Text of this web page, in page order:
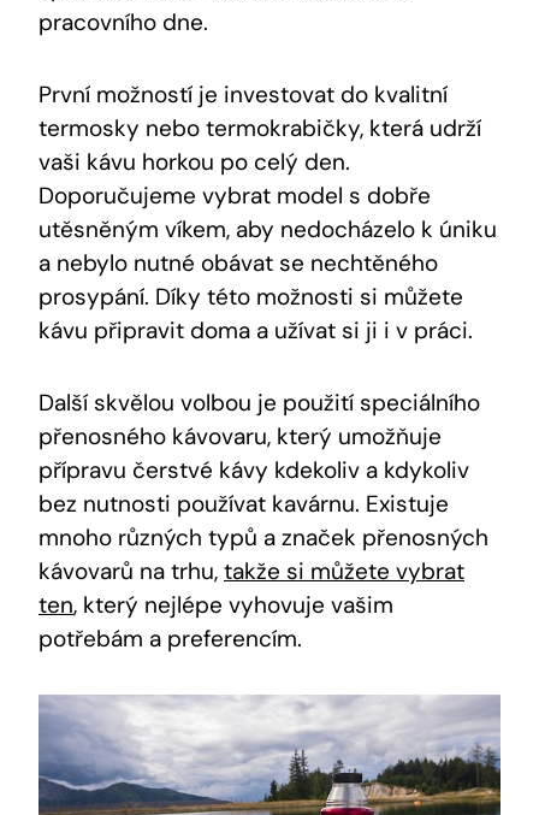
pracovního dne.
První možností je investovat do kvalitní
termosky nebo termokrabičky, která udrží
vaši kávu horkou po celý den.
Doporučujeme vybrat model s dobře
utěsněným víkem, aby nedocházelo k úniku
a nebylo nutné obávat se nechtěného
prosypání. Díky této možnosti si můžete
kávu připravit doma a užívat si ji i v práci.
Další skvělou volbou je použití speciálního
přenosného kávovaru, který umožňuje
přípravu čerstvé kávy kdekoliv a kdykoliv
bez nutnosti používat kavárnu. Existuje
mnoho různých typů a značek přenosných
kávovarů na trhu, takže si můžete vybrat
ten, který nejlépe vyhovuje vašim
potřebám a preferencím.